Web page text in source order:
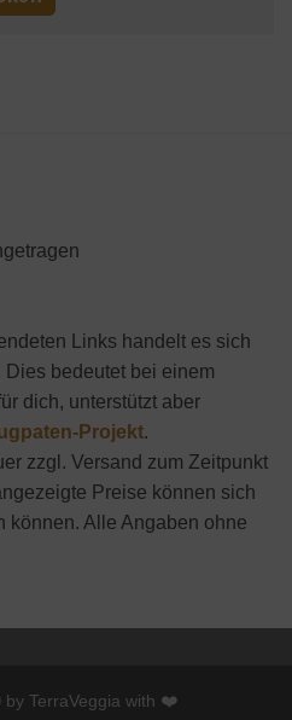
Links handelt es sich
bedeutet bei einem
dich, unterstützt aber
Projekt.
zzgl. Versand zum Zeitpunkt
Preise können sich
können. Alle Angaben ohne
by TerraVeggia with ❤️